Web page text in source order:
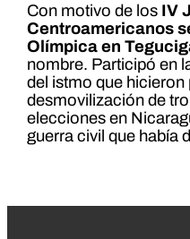
Con motivo de los IV
Centroamericanos
Olímpica en
nombre. Participó en
del istmo que hicieron
desmovilización de
elecciones en
guerra civil que había